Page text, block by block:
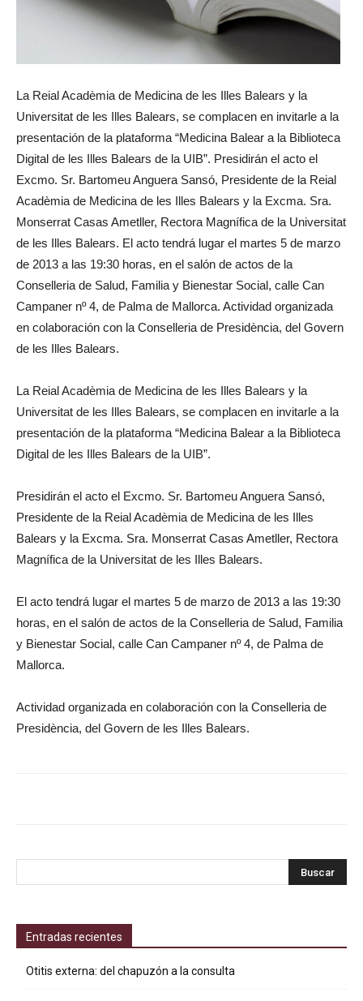
La Reial Acadèmia de Medicina de les Illes Balears y la
Universitat de les Illes Balears, se complacen en invitarle a la
presentación de la plataforma “Medicina Balear a la Biblioteca
Digital de les Illes Balears de la UIB”. Presidirán el acto el
Excmo. Sr. Bartomeu Anguera Sansó, Presidente de la Reial
Acadèmia de Medicina de les Illes Balears y la Excma. Sra.
Monserrat Casas Ametller, Rectora Magnífica de la Universitat
de les Illes Balears. El acto tendrá lugar el martes 5 de marzo
de 2013 a las 19:30 horas, en el salón de actos de la
Conselleria de Salud, Familia y Bienestar Social, calle Can
Campaner nº 4, de Palma de Mallorca. Actividad organizada
en colaboración con la Conselleria de Presidència, del Govern
de les Illes Balears.
La Reial Acadèmia de Medicina de les Illes Balears y la
Universitat de les Illes Balears, se complacen en invitarle a la
presentación de la plataforma “Medicina Balear a la Biblioteca
Digital de les Illes Balears de la UIB”.
Presidirán el acto el Excmo. Sr. Bartomeu Anguera Sansó,
Presidente de la Reial Acadèmia de Medicina de les Illes
Balears y la Excma. Sra. Monserrat Casas Ametller, Rectora
Magnífica de la Universitat de les Illes Balears.
El acto tendrá lugar el martes 5 de marzo de 2013 a las 19:30
horas, en el salón de actos de la Conselleria de Salud, Familia
y Bienestar Social, calle Can Campaner nº 4, de Palma de
Mallorca.
Actividad organizada en colaboración con la Conselleria de
Presidència, del Govern de les Illes Balears.
Entradas recientes
Otitis externa: del chapuzón a la consulta